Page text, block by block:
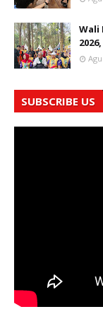
Wali
SUBSCRIBE US